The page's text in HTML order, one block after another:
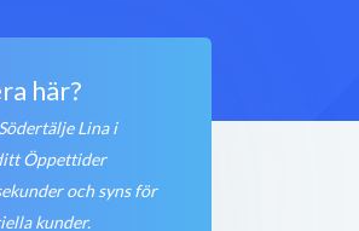
här?
Lina i
Öppettider
och syns för
kunder.